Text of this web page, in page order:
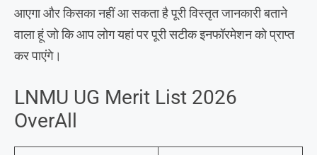
आएगा और किसका नहीं आ सकता है पूरी विस्तृत जानकारी बताने
वाला हूं जो कि आप लोग यहां पर पूरी सटीक इनफॉरमेशन को प्राप्त
कर पाएंगे।
LNMU UG Merit List 2026
OverAll